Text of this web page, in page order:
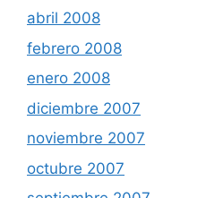
abril 2008
febrero 2008
enero 2008
diciembre 2007
noviembre 2007
octubre 2007